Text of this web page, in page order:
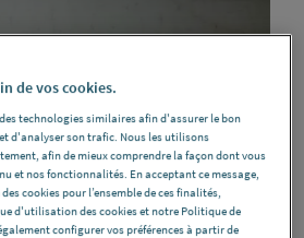
de vos cookies.
technologies similaires afin d'assurer le bon
d'analyser son trafic. Nous les utilisons
afin de mieux comprendre la façon dont vous
et nos fonctionnalités. En acceptant ce message,
cookies pour l’ensemble de ces finalités,
d'utilisation des cookies et notre Politique de
configurer vos préférences à partir de